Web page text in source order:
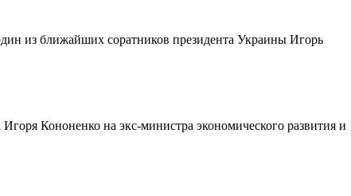
из ближайших соратников президента Украины Игорь
Кононенко на экс-министра экономического развития и